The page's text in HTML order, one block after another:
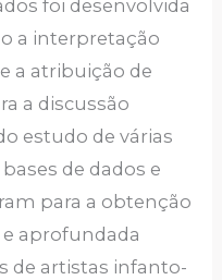
foi desenvolvida
a interpretação
a atribuição de
a discussão
estudo de várias
de dados e
para a obtenção
aprofundada
de artistas infanto-